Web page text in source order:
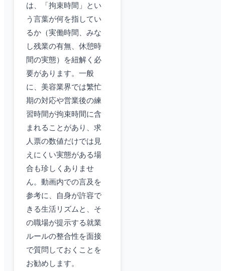
は、「拘束時間」とい
う言葉が何を指してい
るか（実働時間、みな
し残業の有無、休憩時
間の実態）を紐解く必
要があります。一般
に、美容業界では繁忙
期の対応や営業後の練
習時間が拘束時間に含
まれることがあり、求
人票の数値だけでは見
えにくい実態がある場
合も珍しくありませ
ん。動画内での言及を
参考に、自身が許容で
きる生活リズムと、そ
の職場が提示する就業
ルールの整合性を面接
で質問しておくことを
お勧めします。